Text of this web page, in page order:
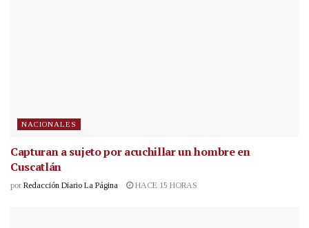
NACIONALES
Capturan a sujeto por acuchillar un hombre en
Cuscatlán
por Redacción Diario La Página HACE 15 HORAS